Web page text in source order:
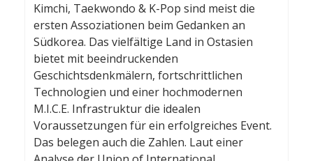
Kimchi, Taekwondo & K-Pop sind meist die
ersten Assoziationen beim Gedanken an
Südkorea. Das vielfältige Land in Ostasien
bietet mit beeindruckenden
Geschichtsdenkmälern, fortschrittlichen
Technologien und einer hochmodernen
M.I.C.E. Infrastruktur die idealen
Voraussetzungen für ein erfolgreiches Event.
Das belegen auch die Zahlen. Laut einer